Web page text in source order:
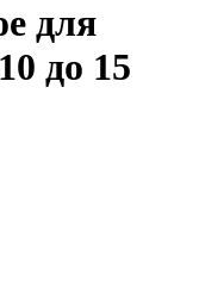
для
до 15